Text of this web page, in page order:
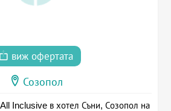
виж офертата
Созопол
Inclusive в хотел Съни, Созопол на